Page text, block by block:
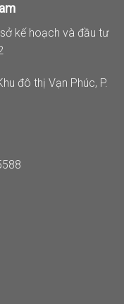
kế hoạch và đầu tư
đô thị Vạn Phúc, P.